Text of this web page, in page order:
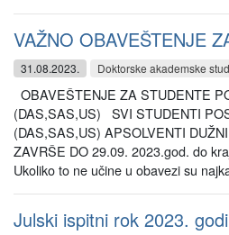
VAŽNO OBAVEŠTENJE
31.08.2023. Doktorske akademske
OBAVEŠTENJE ZA STUDENTE
(DAS,SAS,US) SVI STUDENTI
(DAS,SAS,US) APSOLVENTI
ZAVRŠE DO 29.09. 2023.god. do
Ukoliko to ne učine u obavezi su
Julski ispitni rok 2023.